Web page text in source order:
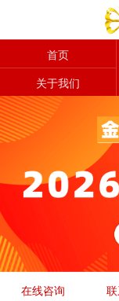
首页
关于我们
在线咨询